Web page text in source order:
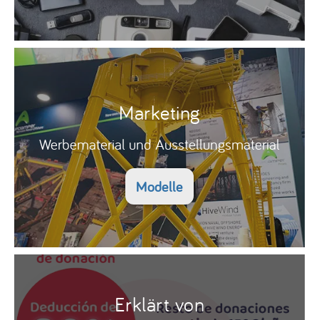
Marketing
Werbematerial und Ausstellungsmaterial
Modelle
Erklärt von